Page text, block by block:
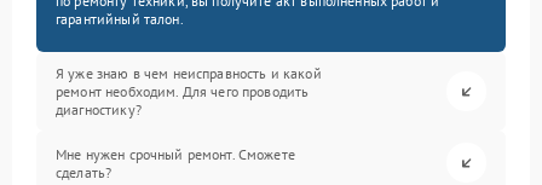
гарантийный талон.
Я уже знаю в чем неисправность и какой
ремонт необходим. Для чего проводить
диагностику?
Мне нужен срочный ремонт. Сможете
сделать?